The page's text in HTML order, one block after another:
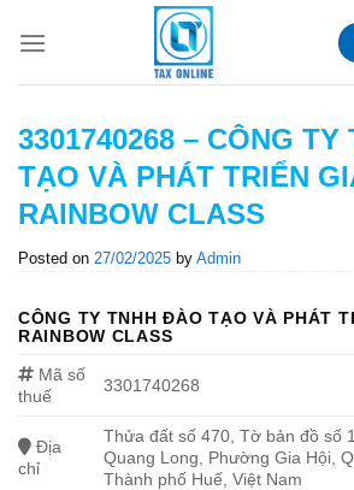
3301740268 – CÔNG TY
TẠO VÀ PHÁT TRIỂN
RAINBOW CLASS
Posted on 27/02/2025 by Admin
CÔNG TY TNHH ĐÀO TẠO VÀ PHÁT
RAINBOW CLASS
Mã số
thuế
3301740268
Địa
chỉ
Thửa đất số 470, Tờ bản đồ số
Quang Long, Phường Gia Hội,
Thành phố Huế, Việt Nam